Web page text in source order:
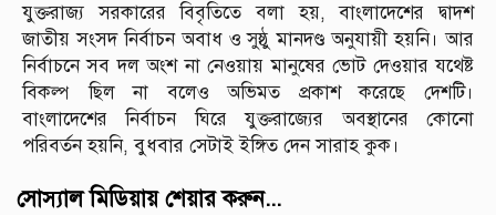
যুক্তরাজ্য সরকারের বিবৃতিতে বলা হয়, বাংলাদেশের দ্বাদশ
জাতীয় সংসদ নির্বাচন অবাধ ও সুষ্ঠু মানদণ্ড অনুযায়ী হয়নি। আর
নির্বাচনে সব দল অংশ না নেওয়ায় মানুষের ভোট দেওয়ার যথেষ্ট
বিকল্প ছিল না বলেও অভিমত প্রকাশ করেছে দেশটি।
বাংলাদেশের নির্বাচন ঘিরে যুক্তরাজ্যের অবস্থানের কোনো
পরিবর্তন হয়নি, বুধবার সেটাই ইঙ্গিত দেন সারাহ কুক।
সোস্যাল মিডিয়ায় শেয়ার করুন...